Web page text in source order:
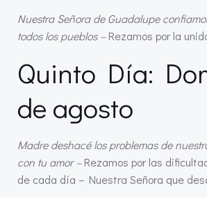
Nuestra Señora de Guadalupe
todos los pueblos –Rezamos por la
Quinto Día:
de agosto
Madre deshacé los problemas de
con tu amor –Rezamos por las
de cada día – Nuestra Señora que